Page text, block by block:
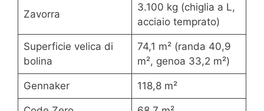
Zavorra
3.100 kg (chiglia a L,
acciaio temprato)
Superficie velica di
bolina
74,1 m² (randa 40,9
m², genoa 33,2 m²)
Gennaker 118,8 m²